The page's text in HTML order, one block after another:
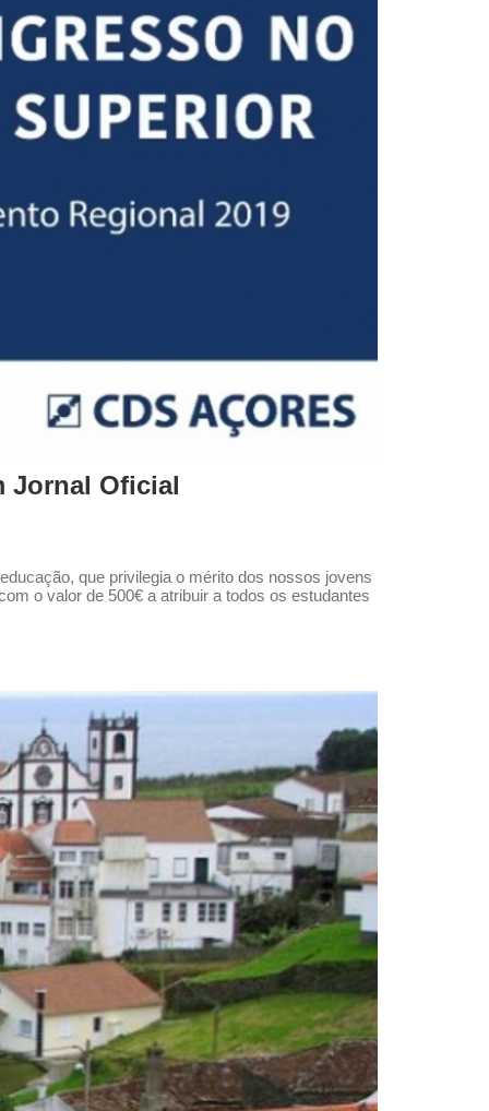
Jornal Oficial
que privilegia o mérito dos nossos jovens
o valor de 500€ a atribuir a todos os estudantes